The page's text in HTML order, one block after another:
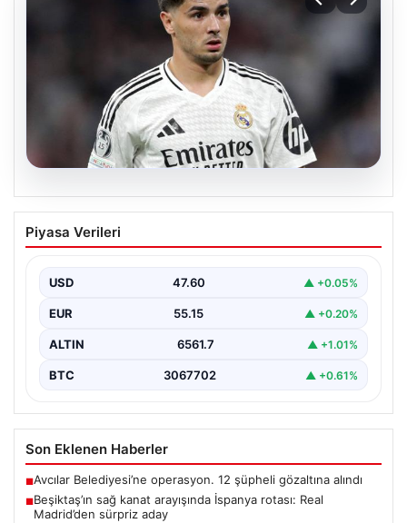
05.08.2026
Beşiktaş’ın sağ kanat arayışında
İspanya rotası: Real Madrid’den sürpriz
Muhammed Salah için sürdürülen görüşmelerin son
alternatif çözümlere hız…
Piyasa Verileri
USD 47.60 ▲ +0.05%
EUR 55.15 ▲ +0.20%
ALTIN 6561.7 ▲ +1.01%
BTC 3067702 ▲ +0.61%
Son Eklenen Haberler
■Avcılar Belediyesi’ne operasyon. 12 şüpheli gözaltına alındı
■Beşiktaş’ın sağ kanat arayışında İspanya rotası: Real
Madrid’den sürpriz aday